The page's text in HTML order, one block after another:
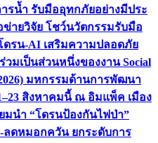
รน้ำ รับมืออุทกภัยอย่างมีประ
ข่ายวิจัย โชว์นวัตกรรมรับมือ
ดรน-AI เสริมความปลอดภัย
มเป็นส่วนหนึ่งของงาน Social
2026) มหกรรมด้านการพัฒนา
สิงหาคมนี้ ณ อิมแพ็ค เมือง
มนำ “โดรนป้องกันไฟป่า”
ดหมอกควัน ยกระดับการ